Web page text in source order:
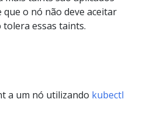
que o nó não deve aceitar
essas taints.
a um nó utilizando kubectl